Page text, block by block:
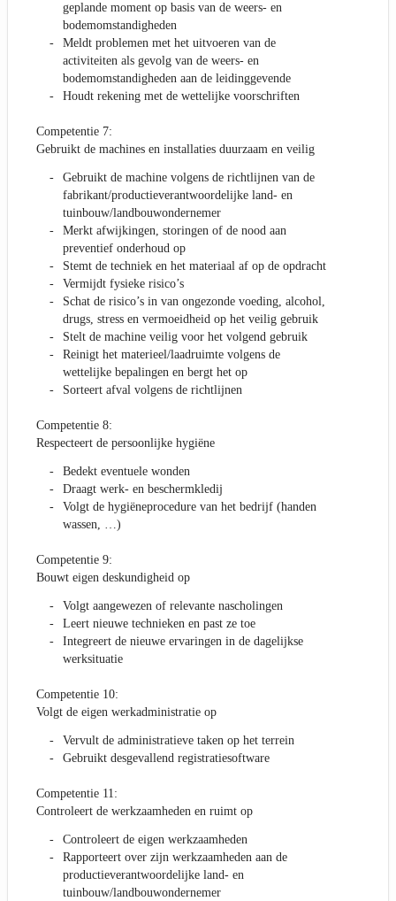
geplande moment op basis van de weers- en
bodemomstandigheden
Meldt problemen met het uitvoeren van de
activiteiten als gevolg van de weers- en
bodemomstandigheden aan de leidinggevende
Houdt rekening met de wettelijke voorschriften
Competentie 7:
Gebruikt de machines en installaties duurzaam en veilig
Gebruikt de machine volgens de richtlijnen van de
fabrikant/productieverantwoordelijke land- en
tuinbouw/landbouwondernemer
Merkt afwijkingen, storingen of de nood aan
preventief onderhoud op
Stemt de techniek en het materiaal af op de opdracht
Vermijdt fysieke risico’s
Schat de risico’s in van ongezonde voeding, alcohol,
drugs, stress en vermoeidheid op het veilig gebruik
Stelt de machine veilig voor het volgend gebruik
Reinigt het materieel/laadruimte volgens de
wettelijke bepalingen en bergt het op
Sorteert afval volgens de richtlijnen
Competentie 8:
Respecteert de persoonlijke hygiëne
Bedekt eventuele wonden
Draagt werk- en beschermkledij
Volgt de hygiëneprocedure van het bedrijf (handen
wassen, …)
Competentie 9:
Bouwt eigen deskundigheid op
Volgt aangewezen of relevante nascholingen
Leert nieuwe technieken en past ze toe
Integreert de nieuwe ervaringen in de dagelijkse
werksituatie
Competentie 10:
Volgt de eigen werkadministratie op
Vervult de administratieve taken op het terrein
Gebruikt desgevallend registratiesoftware
Competentie 11:
Controleert de werkzaamheden en ruimt op
Controleert de eigen werkzaamheden
Rapporteert over zijn werkzaamheden aan de
productieverantwoordelijke land- en
tuinbouw/landbouwondernemer